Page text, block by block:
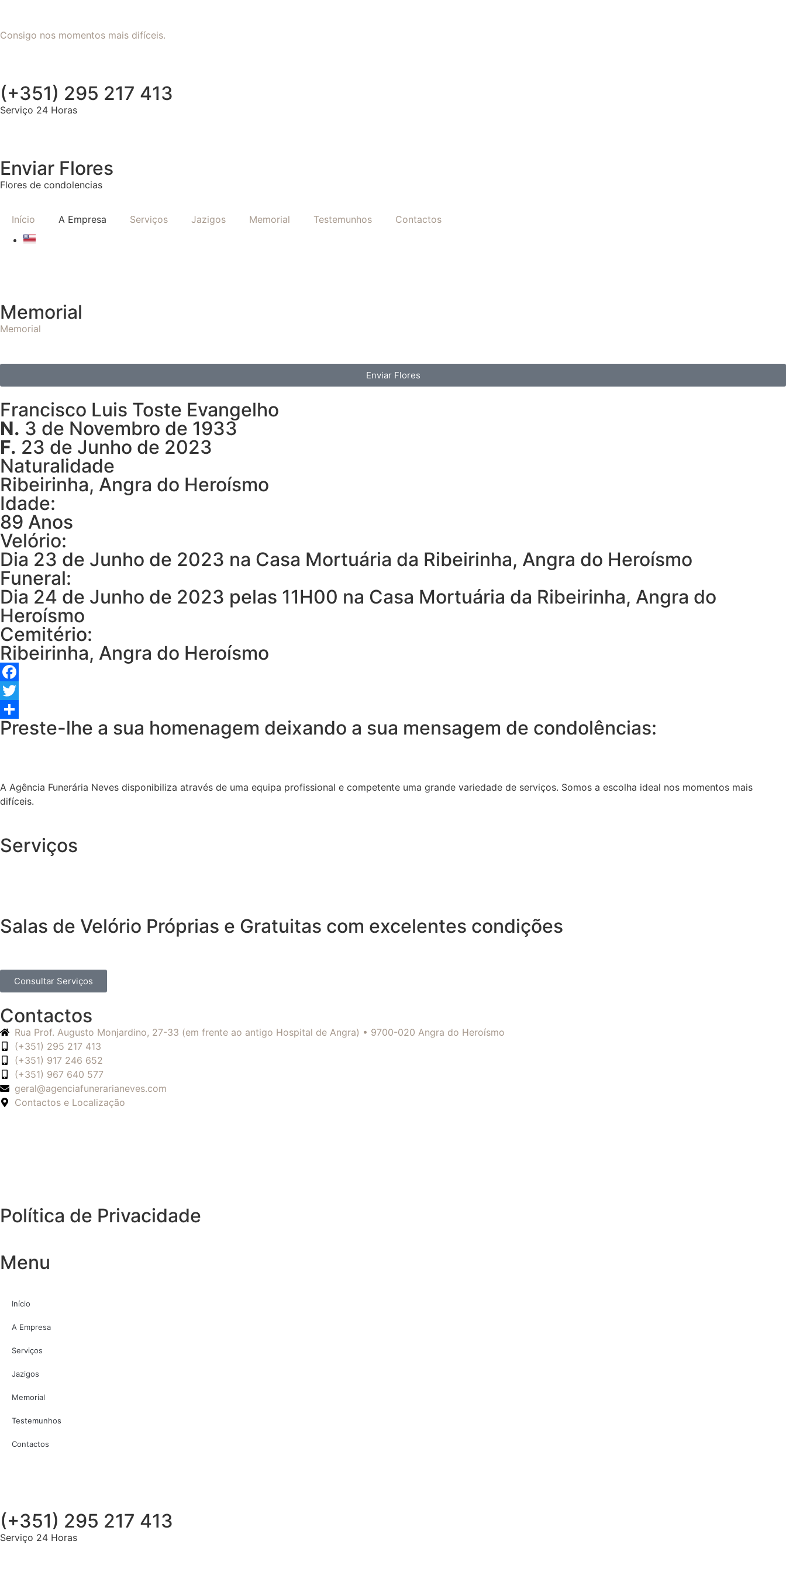
Consigo nos momentos mais difíceis.
(+351) 295 217 413
Serviço 24 Horas
Enviar Flores
Flores de condolencias
Início A Empresa Serviços Jazigos Memorial Testemunhos Contactos
Memorial
Memorial
Enviar Flores
Francisco Luis Toste Evangelho
N. 3 de Novembro de 1933
F. 23 de Junho de 2023
Naturalidade
Ribeirinha, Angra do Heroísmo
Idade:
89 Anos
Velório:
Dia 23 de Junho de 2023 na Casa Mortuária da Ribeirinha, Angra do Heroísmo
Funeral:
Dia 24 de Junho de 2023 pelas 11H00 na Casa Mortuária da Ribeirinha, Angra do
Heroísmo
Cemitério:
Ribeirinha, Angra do Heroísmo
Facebook
Twitter
Share
Preste-lhe a sua homenagem deixando a sua mensagem de condolências:
A Agência Funerária Neves disponibiliza através de uma equipa profissional e competente uma grande variedade de serviços. Somos a escolha ideal nos momentos mais
difíceis.
Serviços
Salas de Velório Próprias e Gratuitas com excelentes condições
Consultar Serviços
Contactos
Rua Prof. Augusto Monjardino, 27-33 (em frente ao antigo Hospital de Angra) • 9700-020 Angra do Heroísmo
(+351) 295 217 413
(+351) 917 246 652
(+351) 967 640 577
geral@agenciafunerarianeves.com
Contactos e Localização
Política de Privacidade
Menu
Início
A Empresa
Serviços
Jazigos
Memorial
Testemunhos
Contactos
(+351) 295 217 413
Serviço 24 Horas